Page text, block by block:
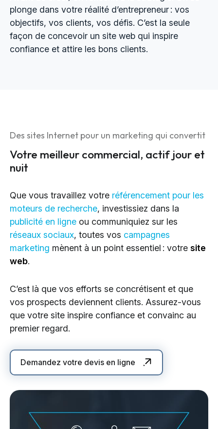
plonge dans votre réalité d’entrepreneur : vos
objectifs, vos clients, vos défis. C’est la seule
façon de concevoir un site web qui inspire
confiance et attire les bons clients.
Des sites Internet pour un marketing qui convertit
Votre meilleur commercial, actif jour et
nuit
Que vous travaillez votre référencement pour les
moteurs de recherche, investissiez dans la
publicité en ligne ou communiquiez sur les
réseaux sociaux, toutes vos campagnes
marketing mènent à un point essentiel : votre site
web.
C’est là que vos efforts se concrétisent et que
vos prospects deviennent clients. Assurez-vous
que votre site inspire confiance et convainc au
premier regard.
Demandez votre devis en ligne